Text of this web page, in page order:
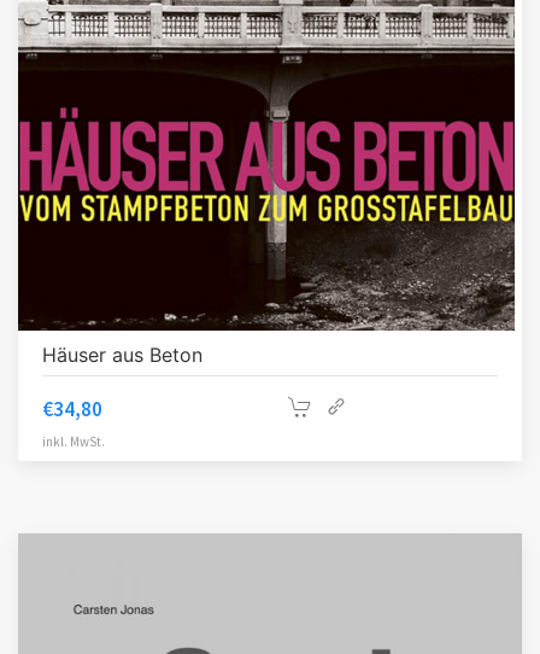
Häuser aus Beton
€34,80
inkl. MwSt.